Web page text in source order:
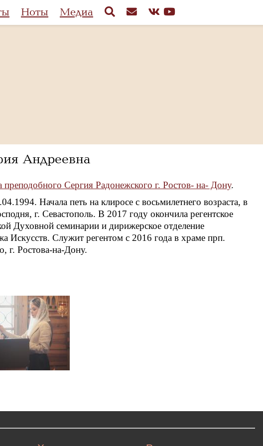
Ноты Медиа
Андреевна
преподобного Сергия Радонежского г. Ростов- на- Дону.
Начала петь на клиросе с восьмилетнего возраста, в
г. Севастополь. В 2017 году окончила регентское
Духовной семинарии и дирижерское отделение
Искусств. Служит регентом с 2016 года в храме прп.
г. Ростова-на-Дону.